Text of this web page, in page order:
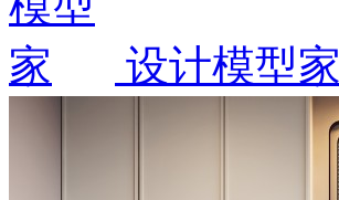
设计模型家